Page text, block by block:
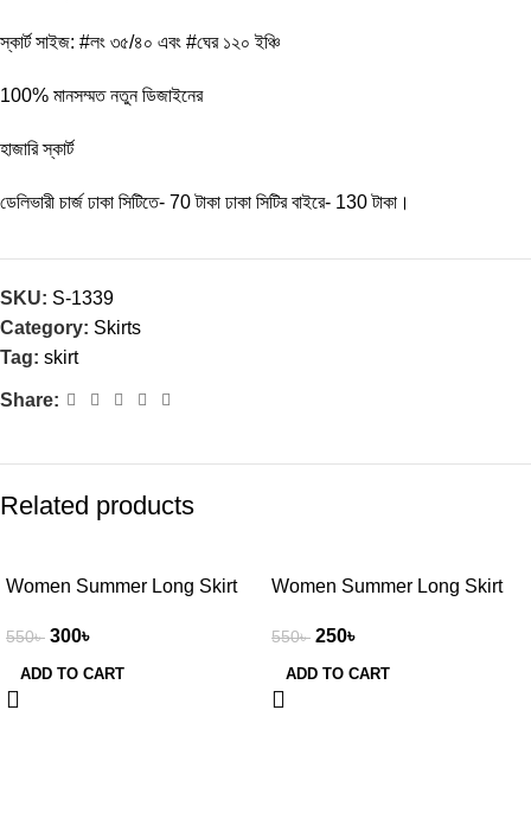
স্কার্ট সাইজ: #লং ৩৫/৪০ এবং #ঘের ১২০ ইঞ্চি
100% মানসম্মত নতুন ডিজাইনের
হাজারি স্কার্ট
ডেলিভারী চার্জ ঢাকা সিটিতে- 70 টাকা ঢাকা সিটির বাইরে- 130 টাকা।
SKU: S-1339
Category: Skirts
Tag: skirt
Share:
Related products
-45%
Women Summer Long Skirt
550৳ 300৳
ADD TO CART
-55%
Women Summer Long Skirt
550৳ 250৳
ADD TO CART